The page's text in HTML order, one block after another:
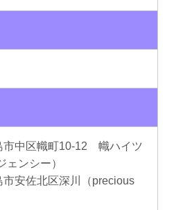
市中区幟町10-12 幟ハイツ
ェンシー）
安佐北区深川（precious